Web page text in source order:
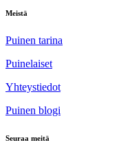
Meistä
Puinen tarina
Puinelaiset
Yhteystiedot
Puinen blogi
Seuraa meitä